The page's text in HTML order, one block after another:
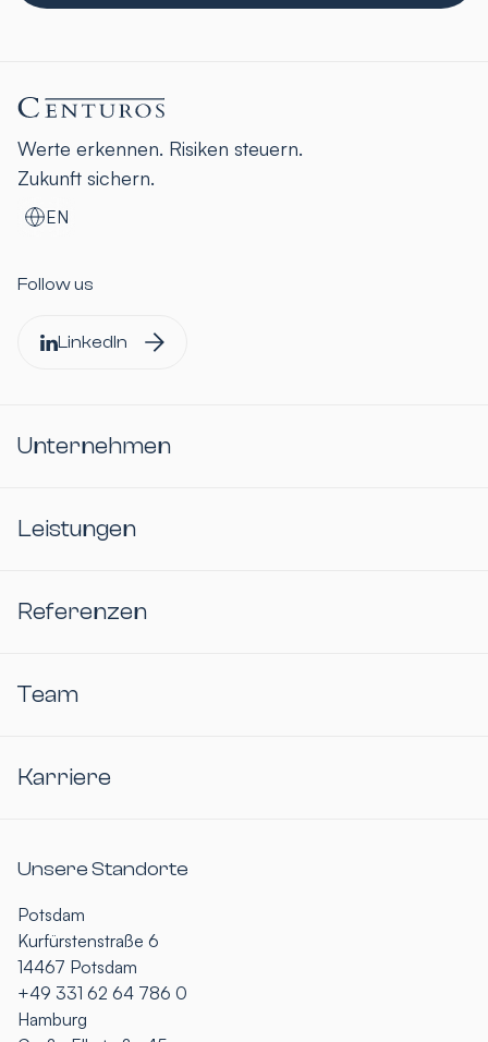
Werte erkennen. Risiken steuern.
Zukunft sichern.
EN
Follow us
LinkedIn
Unternehmen
Leistungen
Referenzen
Team
Karriere
Unsere Standorte
Potsdam
Kurfürstenstraße 6
14467 Potsdam
+49 331 62 64 786 0
Hamburg